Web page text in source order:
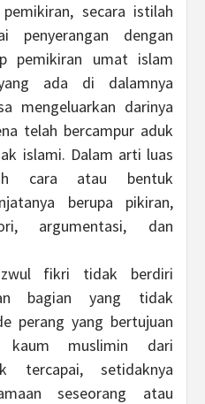
secara istilah
penyerangan dengan
pemikiran umat islam
ada di dalamnya
mengeluarkan darinya
telah bercampur aduk
islami. Dalam arti luas
cara atau bentuk
berupa pikiran,
argumentasi, dan
fikri tidak berdiri
bagian yang tidak
perang yang bertujuan
kaum muslimin dari
tercapai, setidaknya
seseorang atau